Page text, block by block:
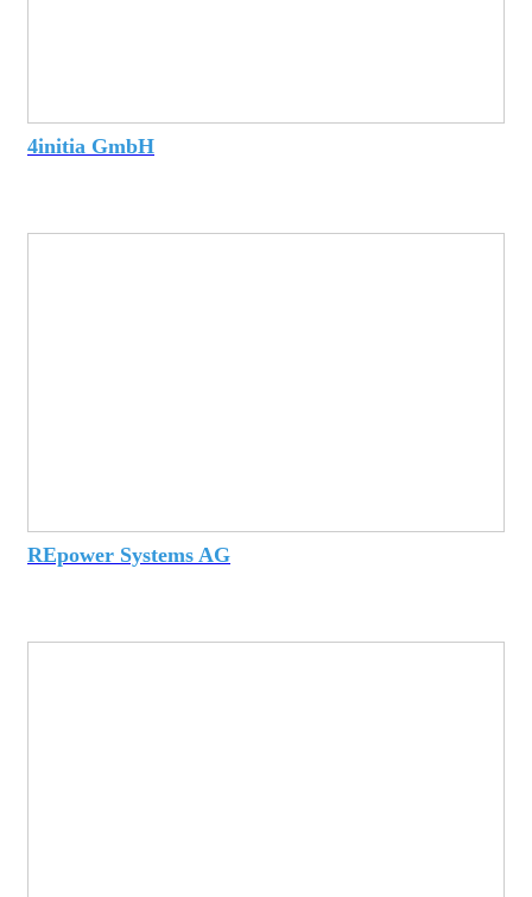
4initia GmbH
REpower Systems AG